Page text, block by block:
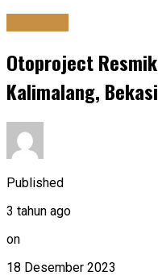
Otoproject
Kalimalang, Bekasi
Published
3 tahun ago
on
18 Desember 2023